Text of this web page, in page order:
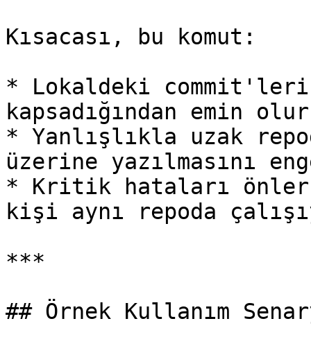
Kısacası, bu komut:
* Lokaldeki
kapsadığından emin
* Yanlışlıkla uzak
üzerine yazılmasını
* Kritik hataları
kişi aynı repoda
***
## Örnek Kullanım